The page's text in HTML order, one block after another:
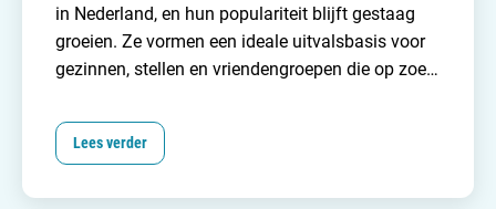
in Nederland, en hun populariteit blijft gestaag
groeien. Ze vormen een ideale uitvalsbasis voor
gezinnen, stellen en vriendengroepen die op zoek
veel gedoe. Maar wat maakt deze vakantieparken
zo aantrekkelijk voor zoveel verschillende
Lees verder